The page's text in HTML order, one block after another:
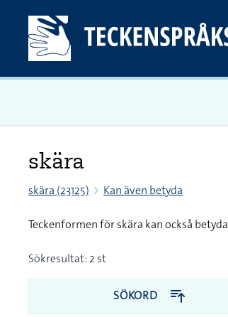
skära
skära (23125) Kan även betyda
Teckenformen för skära kan också betyda
Sökresultat: 2 st
SÖKORD